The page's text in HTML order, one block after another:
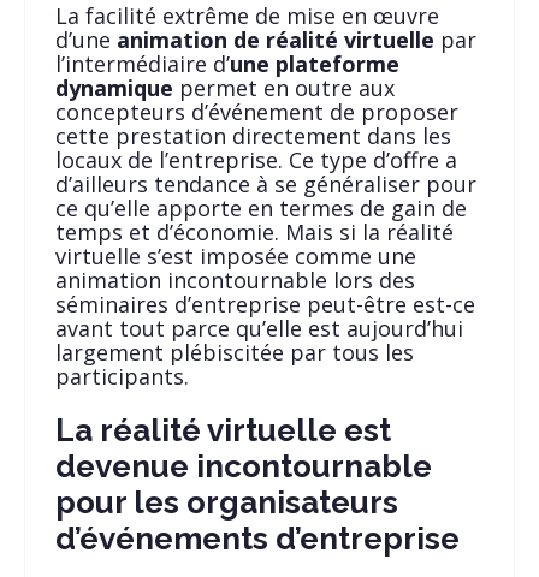
La facilité extrême de mise en œuvre
d’une animation de réalité virtuelle par
l’intermédiaire d’une plateforme
dynamique permet en outre aux
concepteurs d’événement de proposer
cette prestation directement dans les
locaux de l’entreprise. Ce type d’offre a
d’ailleurs tendance à se généraliser pour
ce qu’elle apporte en termes de gain de
temps et d’économie. Mais si la réalité
virtuelle s’est imposée comme une
animation incontournable lors des
séminaires d’entreprise peut-être est-ce
avant tout parce qu’elle est aujourd’hui
largement plébiscitée par tous les
participants.
La réalité virtuelle est
devenue incontournable
pour les organisateurs
d’événements d’entreprise